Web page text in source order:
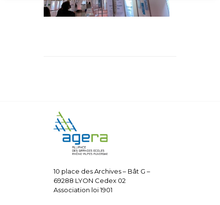
10 place des Archives – Bât G –
69288 LYON Cedex 02
Association loi 1901